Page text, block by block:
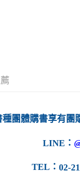
種團體購書享有團
LINE ：
TEL： 02-